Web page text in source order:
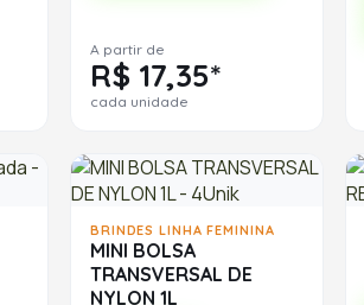
A partir de
R$ 17,35*
cada unidade
BRINDES LINHA FEMININA
MINI BOLSA
TRANSVERSAL DE
NYLON 1L